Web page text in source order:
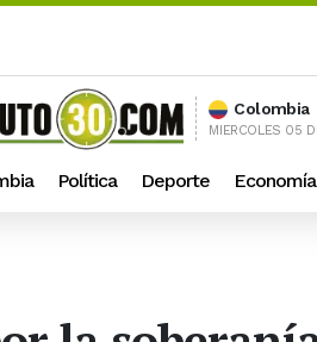
Colombia
MIERCOLES 05
Política Deporte Economía